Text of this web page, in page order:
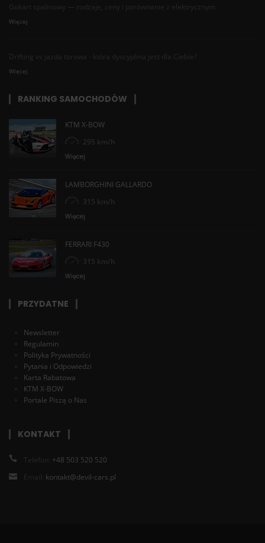
Gokart spalinowy — rodzaje, ceny i porównanie z elektrycznym
Więcej
Drifting vs jazda torowa - która dyscyplina jest dla Ciebie?
Więcej
RANKING SAMOCHODÓW
KTM X-BOW
295 km/h
Więcej
LAMBORGHINI GALLARDO
315 km/h
Więcej
FERRARI F430
315 km/h
Więcej
PRZYDATNE
Newsletter
Regulamin
Polityka Prywatności
Pytania i Odpowiedzi
Karta Rabatowa
KTM X-BOW
Portale Piszą o Nas
KONTAKT
Telefon: +48 503 520 520
Email: kontakt@devil-cars.pl